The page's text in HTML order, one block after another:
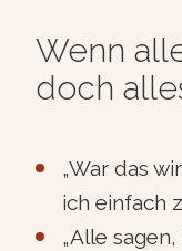
Wenn
doch
„War das
ich einfach
„Alle